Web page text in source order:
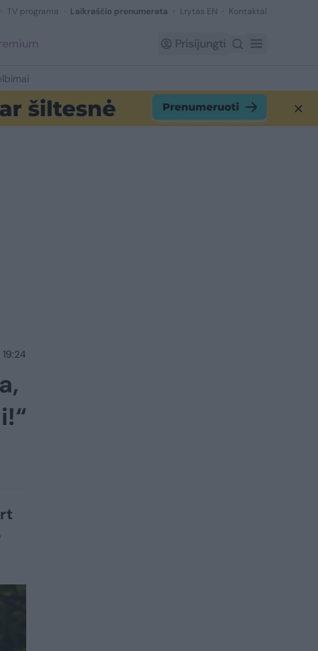
TV programa Laikraščio prenumerata Lrytas EN Kontaktai
Prisijungti